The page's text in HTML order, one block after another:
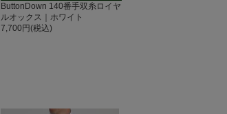
ButtonDown 140番手双糸ロイヤ
ルオックス｜ホワイト
7,700円(税込)